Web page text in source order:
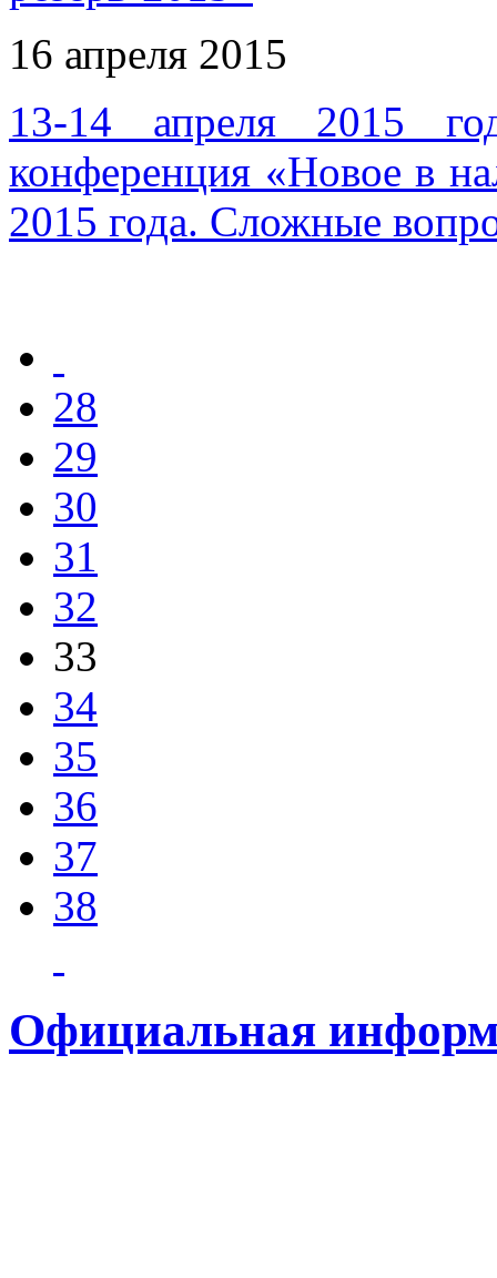
16 апреля 2015
13-14 апреля 2015
конференция «Новое в
2015 года. Сложные
28
29
30
31
32
33
34
35
36
37
38
Официальная